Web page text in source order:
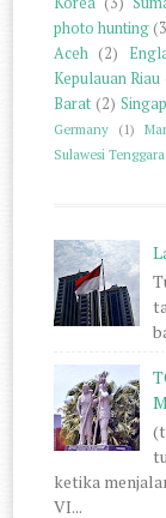
photo hunting
Aceh (2)
Kepulauan Riau
Barat (2)
Germany (1)
Sulawesi Tenggara
ketika
VI...